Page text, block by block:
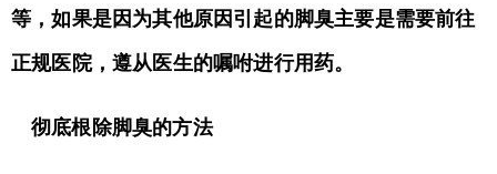
等，如果是因为其他原因引起的脚臭主要是需要前往
正规医院，遵从医生的嘱咐进行用药。
彻底根除脚臭的方法